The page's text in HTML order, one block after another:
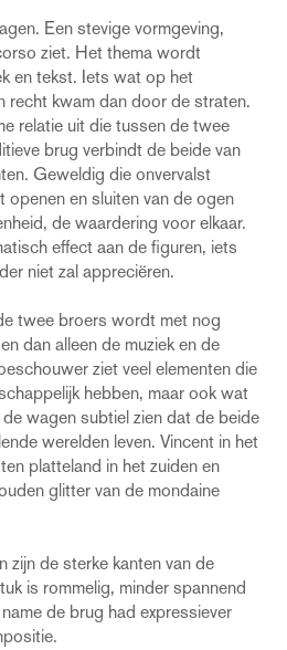
Een stevige vormgeving,
ziet. Het thema wordt
en tekst. Iets wat op het
recht kwam dan door de straten.
relatie uit die tussen de twee
brug verbindt de beide van
Geweldig die onvervalst
openen en sluiten van de ogen
de waardering voor elkaar.
effect aan de figuren, iets
niet zal appreciëren.
twee broers wordt met nog
dan alleen de muziek en de
ziet veel elementen die
hebben, maar ook wat
wagen subtiel zien dat de beide
werelden leven. Vincent in het
platteland in het zuiden en
glitter van de mondaine
zijn de sterke kanten van de
is rommelig, minder spannend